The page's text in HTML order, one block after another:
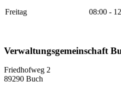
Freitag 08:00 -
Verwaltungsgemeinschaft
Friedhofweg 2
89290 Buch